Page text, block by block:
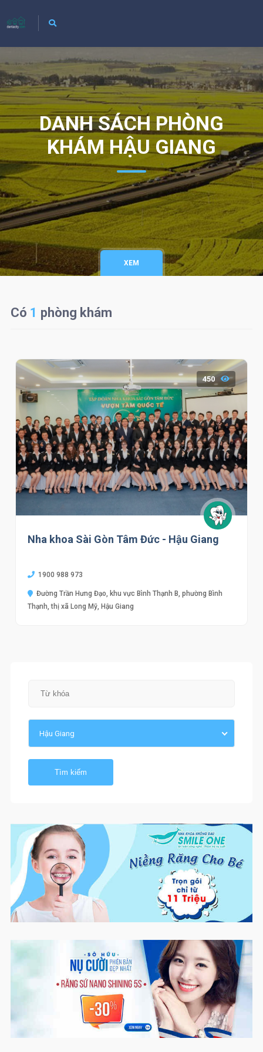
DANH SÁCH PHÒNG
KHÁM HẬU GIANG
XEM
Có 1 phòng khám
450
Nha khoa Sài Gòn Tâm Đức - Hậu Giang
1900 988 973
Đường Trần Hưng Đạo, khu vực Bình Thạnh B, phường Bình
Thạnh, thị xã Long Mỹ, Hậu Giang
Hậu Giang
Tìm kiếm